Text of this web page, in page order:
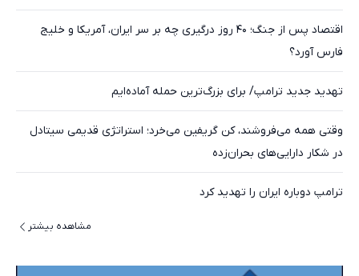
اقتصاد پس از جنگ؛ ۴۰ روز درگیری چه بر سر ایران، آمریکا و خلیج
فارس آورد؟
تهدید جدید ترامپ/ برای بزرگ‌ترین حمله آماده‌ایم
وقتی همه می‌فروشند، کن گریفین می‌خرد؛ استراتژی قدیمی سیتادل
در شکار دارایی‌های بحران‌زده
ترامپ دوباره ایران را تهدید کرد
مشاهده بیشتر